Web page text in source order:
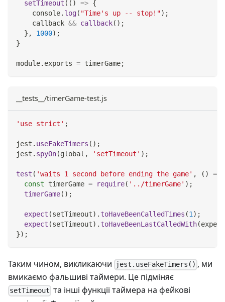
setTimeout ( ( ) => {
console. log( "Time's up -- stop!") ;
    callback
&& callback( ) ;
} , 1000) ;
}
module. exports = timerGame;
__tests__/timerGame-test.js
'use strict' ;
jest . useFakeTimers ( ) ;
jest . spyOn(global , 'setTimeout' ) ;
test ( 'waits 1 second before ending the game' , ( )
=>
const timerGame = require( '../timerGame' ) ;
timerGame( ) ;
expect (setTimeout) . toHaveBeenCalledTimes (1) ;
expect (setTimeout) . toHaveBeenLastCalledWith(expect
}) ;
Таким чином, викликаючи jest.useFakeTimers() , ми
вмикаємо фальшиві таймери. Це підміняє
setTimeout та інші функції таймера на фейкові